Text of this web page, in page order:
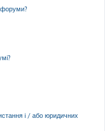
форуми?
і / або юридичних